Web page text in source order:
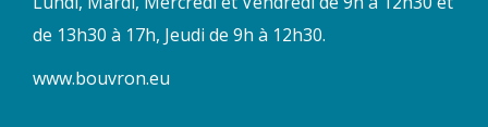
de 13h30 à 17h, Jeudi de 9h à 12h30.
www.bouvron.eu